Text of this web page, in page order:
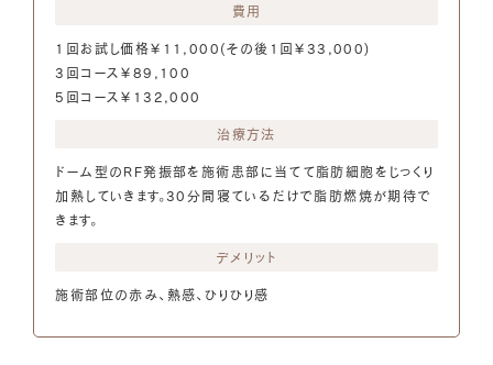
費用
1回お試し価格￥11,000(その後1回￥33,000)
3回コース￥89,100
5回コース￥132,000
治療方法
ドーム型のRF発振部を施術患部に当てて脂肪細胞をじっくり
加熱していきます。30分間寝ているだけで脂肪燃焼が期待で
きます。
デメリット
施術部位の赤み、熱感、ひりひり感